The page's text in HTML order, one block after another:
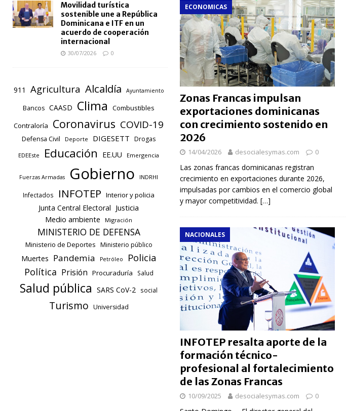
ECONOMICAS
Zonas Francas impulsan
exportaciones dominicanas
con crecimiento sostenido en
2026
14/04/2026 desocialesymas.com 0
Las zonas francas dominicanas registran
crecimiento en exportaciones durante 2026,
impulsadas por cambios en el comercio global
y mayor competitividad. […]
NACIONALES
INFOTEP resalta aporte de la
formación técnico-
profesional al fortalecimiento
de las Zonas Francas
10/09/2025 desocialesymas.com 0
Movilidad turística
sostenible une a República
Dominicana e ITF en un
acuerdo de cooperación
internacional
30/07/2026 0
911 Agricultura Alcaldía Ayuntamiento
Bancos CAASD Clima
Combustibles
Contraloría
Coronavirus COVID-19
Defensa Civil Deporte DIGESETT Drogas
EDEEste Educación EE.UU Emergencia
Fuerzas Armadas Gobierno INDRHI
Infectados INFOTEP Interior y policia
Junta Central Electoral Justicia
Medio ambiente Migración
MINISTERIO DE DEFENSA
Ministerio de Deportes Ministerio público
Muertes Pandemia Petróleo Policia
Política Prisión Procuraduría Salud
Salud pública SARS CoV-2 social
Turismo Universidad